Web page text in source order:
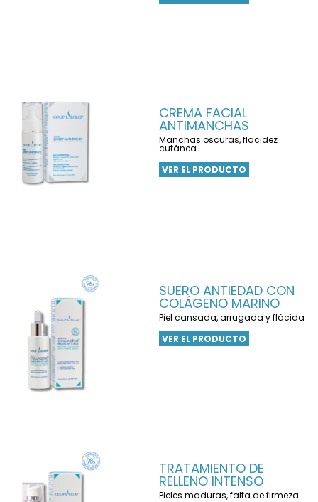
CREMA FACIAL
ANTIMANCHAS
Manchas oscuras, flacidez
cutánea.
VER EL PRODUCTO
SUERO ANTIEDAD CON
COLÁGENO MARINO
Piel cansada, arrugada y flácida
VER EL PRODUCTO
TRATAMIENTO DE
RELLENO INTENSO
Pieles maduras, falta de firmeza